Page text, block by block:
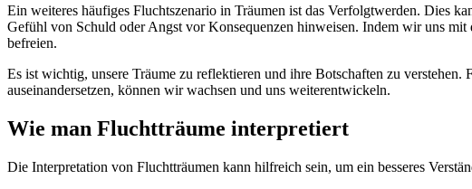
Ein weiteres häufiges Fluchtszenario in Träumen ist das Verfolgtwerden. Dies
Gefühl von Schuld oder Angst vor Konsequenzen hinweisen. Indem wir uns
befreien.
Es ist wichtig, unsere Träume zu reflektieren und ihre Botschaften zu
auseinandersetzen, können wir wachsen und uns weiterentwickeln.
Wie man Fluchtträume interpretiert
Die Interpretation von Fluchtträumen kann hilfreich sein, um ein besseres